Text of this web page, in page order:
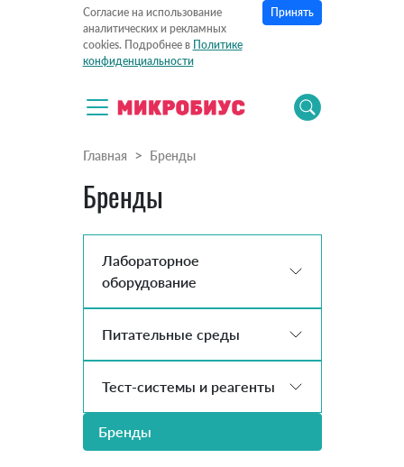
Согласие на использование
аналитических и рекламных
cookies. Подробнее в Политике
конфиденциальности
Принять
Главная Бренды
Бренды
Лабораторное
оборудование
Питательные среды
Тест-системы и реагенты
Бренды